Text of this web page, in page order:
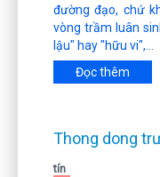
đường đạo, chứ
vòng trầm luân
lậu" hay "hữu vi",...
Đọc thêm
Thong dong
tín